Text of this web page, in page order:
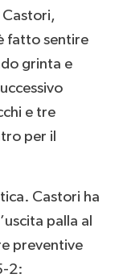
Castori,
fatto sentire
grinta e
e tre
per il
Castori ha
palla al
preventive
2: